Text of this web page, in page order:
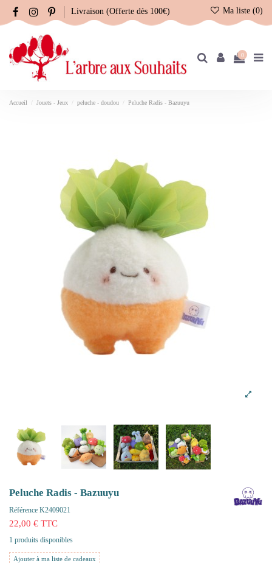
Livraison (Offerte dès 100€) Ma liste (0)
0
Accueil Jouets - Jeux peluche - doudou Peluche Radis - Bazuuyu
Peluche Radis - Bazuuyu
Référence K2409021
22,00 € TTC
1 produits disponibles
Ajouter à ma liste de cadeaux